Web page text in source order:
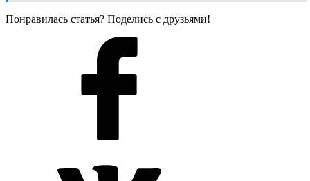
Понравилась статья? Поделись с друзьями!